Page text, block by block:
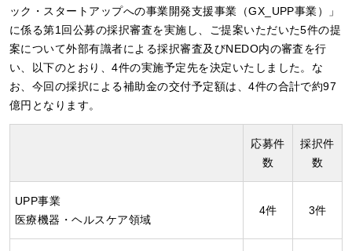
ック・スタートアップへの事業開発支援事業（GX_UPP事業）」
に係る第1回公募の採択審査を実施し、ご提案いただいた5件の提
案について外部有識者による採択審査及びNEDO内の審査を行
い、以下のとおり、4件の実施予定先を決定いたしました。な
お、今回の採択による補助金の交付予定額は、4件の合計で約97
億円となります。
応募件
数
採択件
数
UPP事業
医療機器・ヘルスケア領域
4件 3件